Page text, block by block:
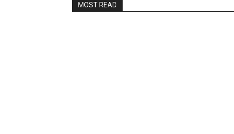
MOST READ